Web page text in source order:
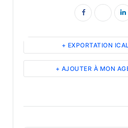
+ AJOUTER À MON
+ EXPORTATION